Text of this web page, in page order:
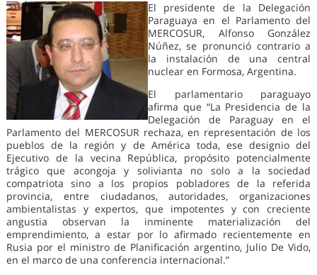
El presidente de la Delegación
Paraguaya en el Parlamento del
MERCOSUR, Alfonso González
Núñez, se pronunció contrario a
la instalación de una central
nuclear en Formosa, Argentina.
El parlamentario paraguayo
afirma que “La Presidencia de la
Delegación de Paraguay en el
Parlamento del MERCOSUR rechaza, en representación de los
pueblos de la región y de América toda, ese designio del
Ejecutivo de la vecina República, propósito potencialmente
trágico que acongoja y solivianta no solo a la sociedad
compatriota sino a los propios pobladores de la referida
provincia, entre ciudadanos, autoridades, organizaciones
ambientalistas y expertos, que impotentes y con creciente
angustia observan la inminente materialización del
emprendimiento, a estar por lo afirmado recientemente en
Rusia por el ministro de Planificación argentino, Julio De Vido,
en el marco de una conferencia internacional.”